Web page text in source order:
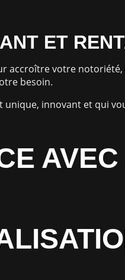
ET
accroître votre
besoin.
unique, innovant et qui